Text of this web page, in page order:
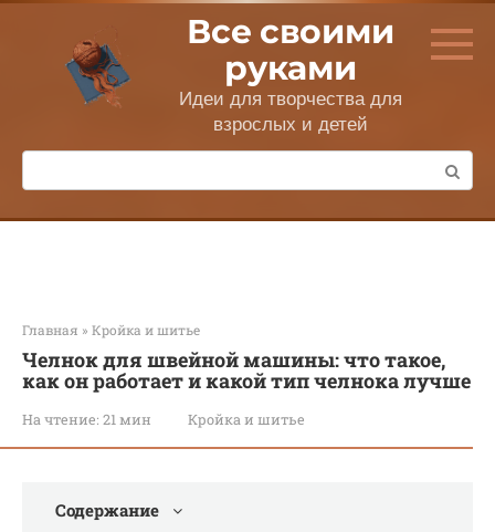
Перейти
контенту
Все своими
руками
Идеи для творчества для
взрослых и детей
Поиск:
Главная » Кройка и шитье
Челнок для швейной машины: что такое,
как он работает и какой тип челнока лучше
На чтение: 21 мин Кройка и шитье
Содержание